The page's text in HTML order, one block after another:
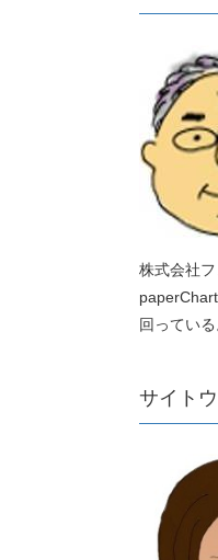
株式会社フ
回っている
サイトウ